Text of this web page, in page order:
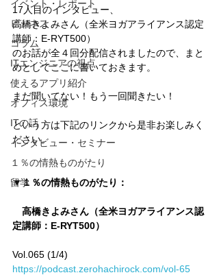
イベント・レポート
ビジネス
コラム
ITエンジニアの視点
使えるアプリ紹介
オフィス環境
ITの話
インタビュー・セミナー
１％の情熱ものがたり
留学
17人目のインタビュー、
高橋きよみさん（全米ヨガアライアンス認定
講師：E-RYT500）
のお話が全４回分配信されましたので、まと
めとしてここに書いておきます。
まだ聞いてない！もう一回聞きたい！
という方は下記のリンクから是非お楽しみく
ださい。
▼１％の情熱ものがたり：
高橋きよみさん（全米ヨガアライアンス認
定講師：E-RYT500）
Vol.065 (1/4)
https://podcast.zerohachirock.com/vol-65